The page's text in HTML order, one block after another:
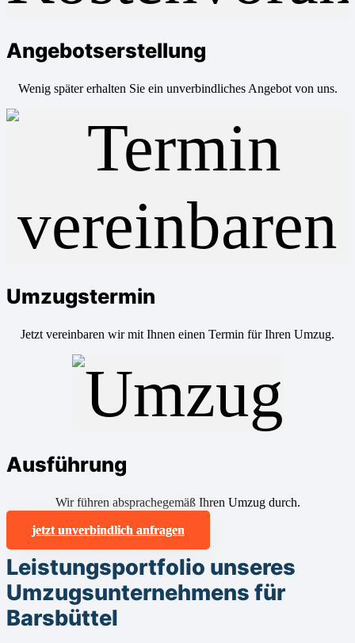
Angebotserstellung
Wenig später erhalten Sie ein unverbindliches Angebot von uns.
Umzugstermin
Jetzt vereinbaren wir mit Ihnen einen Termin für Ihren Umzug.
Ausführung
Wir führen absprachegemäß Ihren Umzug durch.
jetzt unverbindlich anfragen
Leistungsportfolio unseres
Umzugsunternehmens für
Barsbüttel